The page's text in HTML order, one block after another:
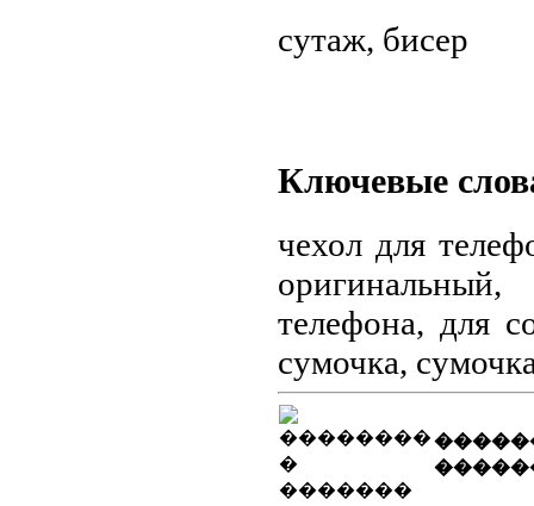
сутаж, бисер
Ключевые
чехол для
телефона, для
сумочка,